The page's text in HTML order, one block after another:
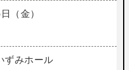
（金）
ずみホール